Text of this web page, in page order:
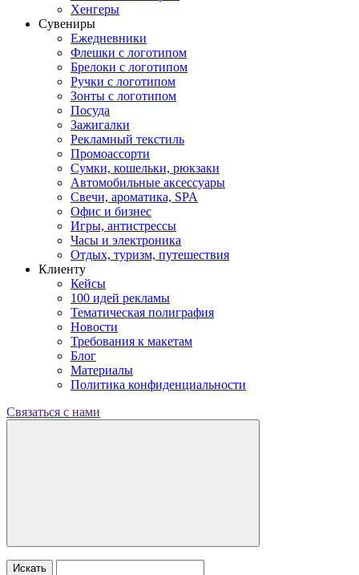
Хенгеры
Сувениры
Ежедневники
Флешки с логотипом
Брелоки с логотипом
Ручки с логотипом
Зонты с логотипом
Посуда
Зажигалки
Рекламный текстиль
Промоассорти
Сумки, кошельки, рюкзаки
Автомобильные аксессуары
Свечи, ароматика, SPA
Офис и бизнес
Игры, антистрессы
Часы и электроника
Отдых, туризм, путешествия
Клиенту
Кейсы
100 идей рекламы
Тематическая полиграфия
Новости
Требования к макетам
Блог
Материалы
Политика конфиденциальности
Связаться с нами
Искать